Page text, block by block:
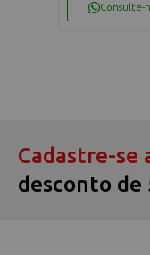
Consulte-
Cadastre-se
desconto de